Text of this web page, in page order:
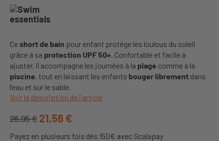
Ceshort de bain pour enfant protège les loulous du soleil
grâce à sa protection UPF 50+. Confortable et facile à
ajuster, il accompagne les journées à la plage comme à la
piscine, tout en laissant les enfants bouger librement dans
l’eau et sur le sable.
Voir la description de l'article
26,95 € 21,56 €
Payez en plusieurs fois dès 150€ avec Scalapay